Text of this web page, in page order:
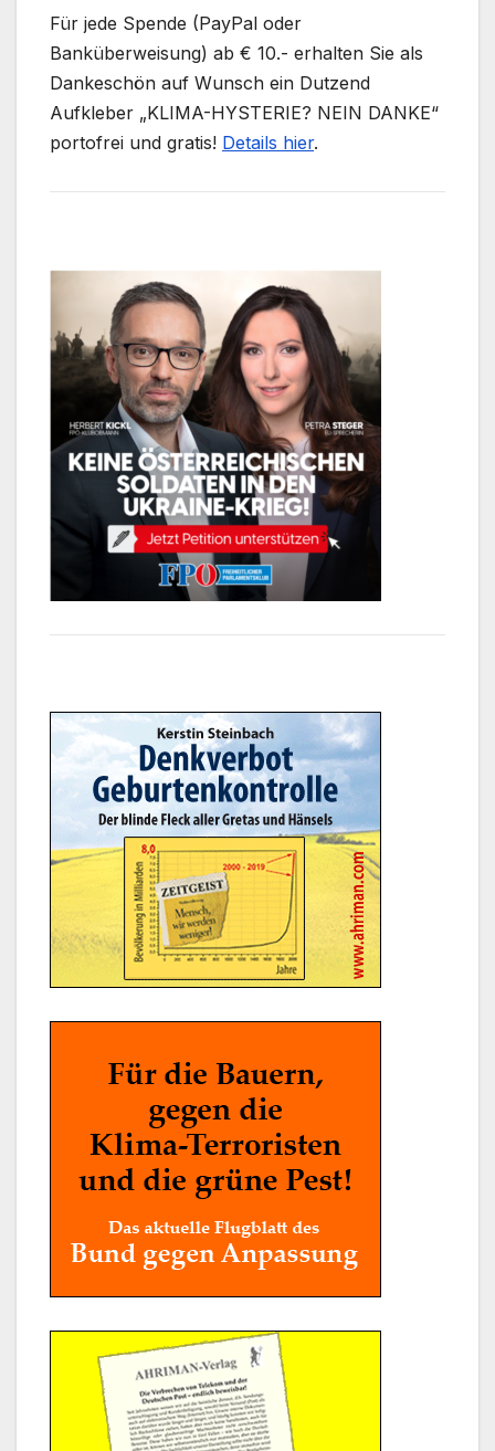
Für jede Spende (PayPal oder
Banküberweisung) ab € 10.- erhalten Sie als
Dankeschön auf Wunsch ein Dutzend
Aufkleber „KLIMA-HYSTERIE? NEIN DANKE“
portofrei und gratis! Details hier.